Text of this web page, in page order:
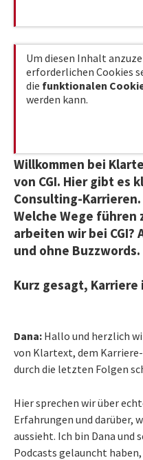
Um diesen Inhalt
erforderlichen Cookies
die funktionalen
werden kann.
Willkommen bei
von CGI. Hier gibt es
Consulting-
Welche Wege führen
arbeiten wir bei CGI?
und ohne Buzzwords.
Kurz gesagt, Karriere
Dana: Hallo und herzlich
von Klartext, dem
durch die letzten Folgen
Hier sprechen wir über
Erfahrungen und darüber,
aussieht. Ich bin Dana und
Podcasts gelauncht